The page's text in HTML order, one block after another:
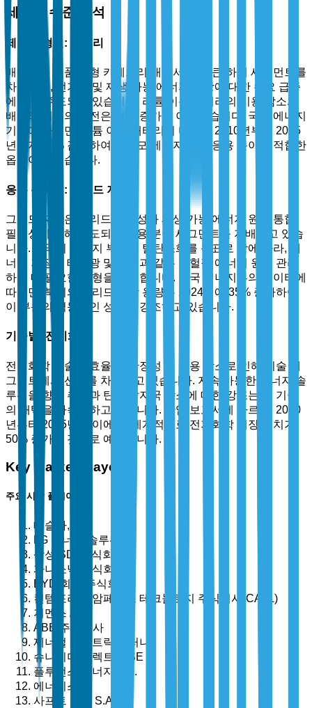
세분화 수준 분석
제품 유형별: 배터리
배터리는 제품 유형 카테고리 내에서 가장 큰 하위 세그먼트를
차지하며, 전기차 및 재생 가능 에너지 저장에 대한 수요 급증
에 의해 주도되고 있습니다. 리튬 이온 배터리의 비용 감소와
배터리 기술의 발전은 채택 증가로 이어졌습니다. 국제 에너지
기구에 따르면, 리튬 이온 배터리의 비용은 2010년부터 2025
년까지 89% 감소하여 대규모 에너지 저장 응용 분야에 적합한
옵션이 되었습니다.
응용 분야별: 그리드 저장
그리드 저장은 그리드 안정성과 재생 가능 에너지 원의 통합
필요성에 의해 주도되어 응용 분야 세그먼트를 지배하고 있습
니다. 각국이 에너지 부문의 탈탄소화를 목표로 함에 따라, 에
너지 저장은 태양광 및 풍력과 같은 간헐적 에너지 원을 관리
하는 데 필요한 균형을 제공합니다. 미국 에너지부의 데이터에
따르면, 북미의 그리드 저장 용량은 2024년에 35% 증가하여
이 부문의 역동적인 성장을 강조하고 있습니다.
기술별: 전기화학
전기화학 기술은 효율성, 확장성 및 비용 감소로 인해 기술 세
그먼트에서 선두를 차지하고 있습니다. 지속 가능한 에너지 솔
루션을 향한 추진과 탄소 발자국 감소에 대한 강조는 이 기술
의 채택을 가속화하고 있습니다. 산업 보고서에 따르면, 2020
년부터 2025년 사이에 전 세계적으로 전기화학 저장 배치가
50% 증가할 것으로 예상됩니다.
Key Market Players
주요 시장 플레이어
테슬라, Inc.
LG 에너지 솔루션
삼성 SDI 주식회사
파나소닉 주식회사
BYD 회사 주식회사
컨템포러리 암페렉스 테크놀로지 주식회사(CATL)
지멘스 AG
ABB 주식회사
제너럴 일렉트릭 컴퍼니
슈나이더 일렉트릭 SE
플루언스 에너지, Inc.
에너시스
사프트 그룹 S.A.